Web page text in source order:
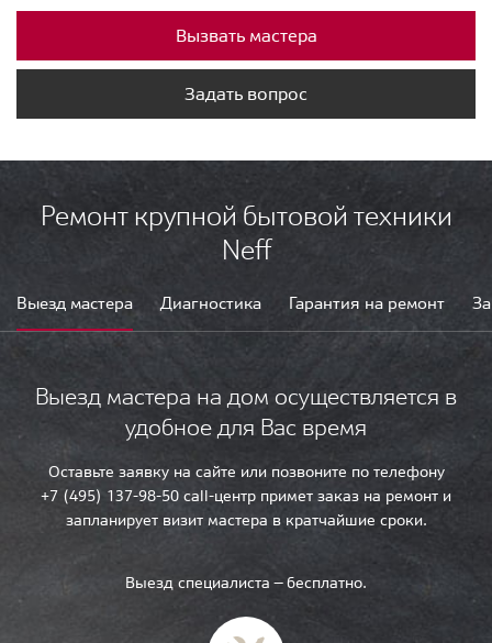
Вызвать мастера
Задать вопрос
Ремонт крупной бытовой техники
Neff
Выезд мастера Диагностика Гарантия на ремонт
Выезд мастера на дом осуществляется в
удобное для Вас время
Оставьте заявку на сайте или позвоните по телефону
+7 (495) 137-98-50 call-центр примет заказ на ремонт и
запланирует визит мастера в кратчайшие сроки.
Выезд специалиста — бесплатно.